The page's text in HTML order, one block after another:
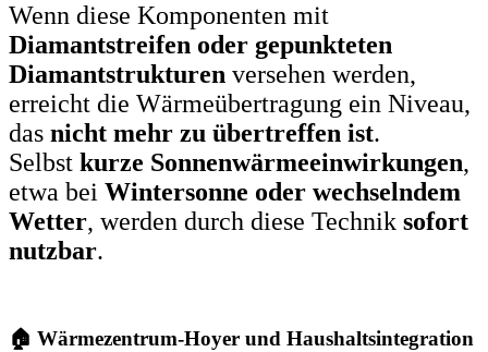
Wenn diese Komponenten mit
Diamantstreifen oder gepunkteten
Diamantstrukturen versehen werden,
erreicht die Wärmeübertragung ein Niveau,
das nicht mehr zu übertreffen ist.
Selbst kurze Sonnenwärmeeinwirkungen,
etwa bei Wintersonne oder wechselndem
Wetter, werden durch diese Technik sofort
nutzbar.
🏠 Wärmezentrum-Hoyer und Haushaltsintegration